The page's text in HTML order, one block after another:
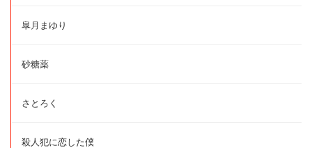
皐月まゆり
砂糖薬
さとろく
殺人犯に恋した僕